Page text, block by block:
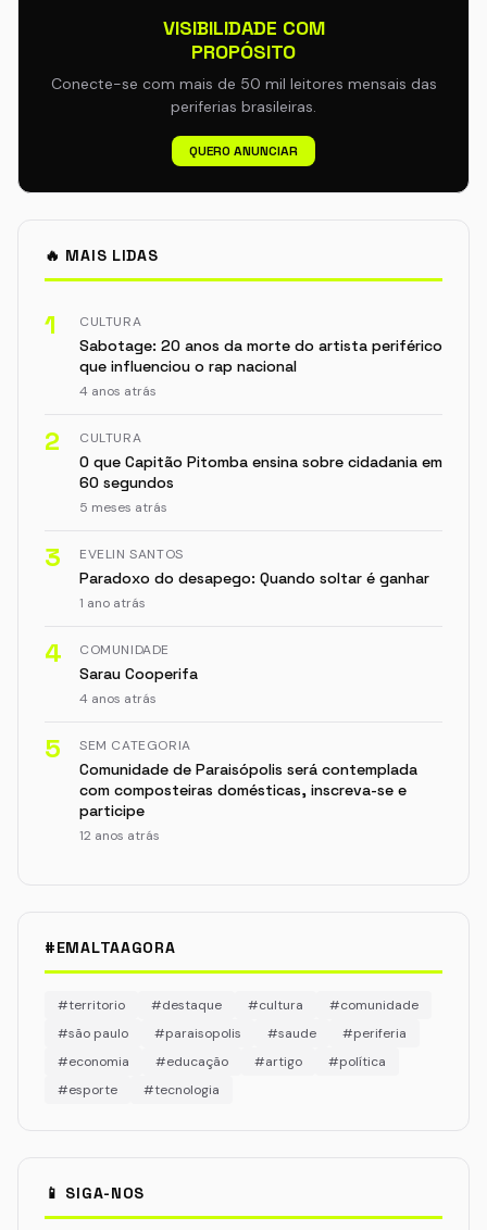
VISIBILIDADE COM
PROPÓSITO
Conecte-se com mais de 50 mil leitores mensais das
periferias brasileiras.
QUERO ANUNCIAR
🔥 MAIS LIDAS
1 CULTURA
Sabotage: 20 anos da morte do artista periférico
que influenciou o rap nacional
4 anos atrás
2 CULTURA
O que Capitão Pitomba ensina sobre cidadania em
60 segundos
5 meses atrás
3 EVELIN SANTOS
Paradoxo do desapego: Quando soltar é ganhar
1 ano atrás
4 COMUNIDADE
Sarau Cooperifa
4 anos atrás
5 SEM CATEGORIA
Comunidade de Paraisópolis será contemplada
com composteiras domésticas, inscreva-se e
participe
12 anos atrás
#EMALTAAGORA
#territorio #destaque #cultura
#comunidade
#são paulo
#paraisopolis #saude
#periferia
#economia
#educação #artigo
#política
#esporte
#tecnologia
📱 SIGA-NOS